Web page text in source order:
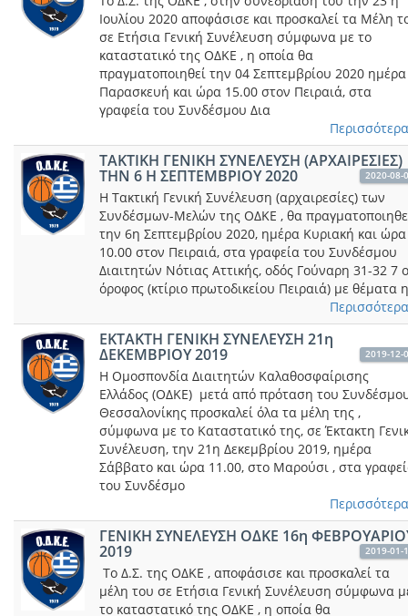
Ιουλίου 2020 αποφάσισε και προσκαλεί τα Mέλη
σε Ετήσια Γενική Συνέλευση σύμφωνα με το
καταστατικό της ΟΔΚΕ , η οποία θα
πραγματοποιηθεί την 04 Σεπτεμβρίου 2020 ημέρα
Παρασκευή και ώρα 15.00 στον Πειραιά, στα
γραφεία του Συνδέσμου Δια
ΤΑΚΤΙΚΗ ΓΕΝΙΚΗ ΣΥΝΕΛΕΥΣΗ (ΑΡΧΑΙΡΕΣΙΕΣ)
ΤΗΝ 6 Η ΣΕΠΤΕΜΒΡΙΟΥ 2020 2020-08-
Η Τακτική Γενική Συνέλευση (αρχαιρεσίες) των
Συνδέσμων-Μελών της ΟΔΚΕ , θα
την 6η Σεπτεμβρίου 2020, ημέρα Κυριακή και ώρα
10.00 στον Πειραιά, στα γραφεία του Συνδέσμου
Διαιτητών Νότιας Αττικής, οδός Γούναρη 31-32 7
όροφος (κτίριο πρωτοδικείου Πειραιά) με θέματα
ΕKTAKTH ΓΕΝΙΚΗ ΣΥΝΕΛΕΥΣΗ 21η
ΔΕΚΕΜΒΡΙΟΥ 2019 2019-12-
Η Ομοσπονδία Διαιτητών Καλαθοσφαίρισης
Ελλάδος (ΟΔΚΕ) μετά από πρόταση του
Θεσσαλονίκης προσκαλεί όλα τα μέλη της ,
σύμφωνα με το Καταστατικό της, σε Έκτακτη
Συνέλευση, την 21η Δεκεμβρίου 2019, ημέρα
Σάββατο και ώρα 11.00, στο Μαρούσι , στα
του Συνδέσμο
ΓΕΝΙΚΗ ΣΥΝΕΛΕΥΣΗ ΟΔΚΕ 16η
2019 2019-01-
Το Δ.Σ. της ΟΔΚΕ , αποφάσισε και προσκαλεί τα
μέλη του σε Ετήσια Γενική Συνέλευση σύμφωνα
το καταστατικό της ΟΔΚΕ , η οποία θα